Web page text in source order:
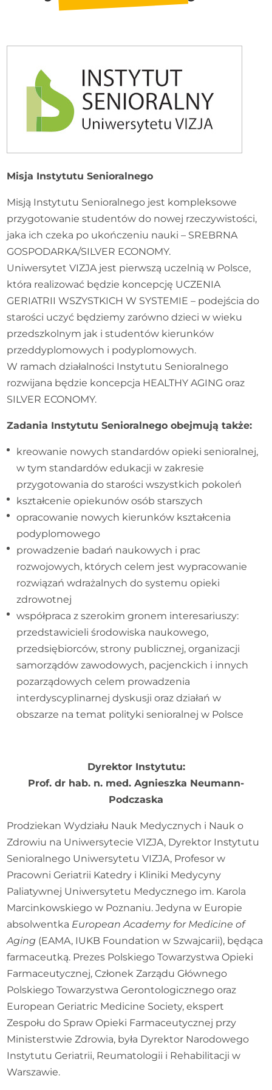
Misja Instytutu Senioralnego
Misją Instytutu Senioralnego jest kompleksowe
przygotowanie studentów do nowej rzeczywistości,
jaka ich czeka po ukończeniu nauki – SREBRNA
GOSPODARKA/SILVER ECONOMY.
Uniwersytet VIZJA jest pierwszą uczelnią w Polsce,
która realizować będzie koncepcję UCZENIA
GERIATRII WSZYSTKICH W SYSTEMIE – podejścia do
starości uczyć będziemy zarówno dzieci w wieku
przedszkolnym jak i studentów kierunków
przeddyplomowych i podyplomowych.
W ramach działalności Instytutu Senioralnego
rozwijana będzie koncepcja HEALTHY AGING oraz
SILVER ECONOMY.
Zadania Instytutu Senioralnego obejmują także:
kreowanie nowych standardów opieki senioralnej,
w tym standardów edukacji w zakresie
przygotowania do starości wszystkich pokoleń
kształcenie opiekunów osób starszych
opracowanie nowych kierunków kształcenia
podyplomowego
prowadzenie badań naukowych i prac
rozwojowych, których celem jest wypracowanie
rozwiązań wdrażalnych do systemu opieki
zdrowotnej
współpraca z szerokim gronem interesariuszy:
przedstawicieli środowiska naukowego,
przedsiębiorców, strony publicznej, organizacji
samorządów zawodowych, pacjenckich i innych
pozarządowych celem prowadzenia
interdyscyplinarnej dyskusji oraz działań w
obszarze na temat polityki senioralnej w Polsce
Dyrektor Instytutu:
Prof. dr hab. n. med. Agnieszka Neumann-
Podczaska
Prodziekan Wydziału Nauk Medycznych i Nauk o
Zdrowiu na Uniwersytecie VIZJA, Dyrektor Instytutu
Senioralnego Uniwersytetu VIZJA, Profesor w
Pracowni Geriatrii Katedry i Kliniki Medycyny
Paliatywnej Uniwersytetu Medycznego im. Karola
Marcinkowskiego w Poznaniu. Jedyna w Europie
absolwentka European Academy for Medicine of
Aging (EAMA, IUKB Foundation w Szwajcarii), będąca
farmaceutką. Prezes Polskiego Towarzystwa Opieki
Farmaceutycznej, Członek Zarządu Głównego
Polskiego Towarzystwa Gerontologicznego oraz
European Geriatric Medicine Society, ekspert
Zespołu do Spraw Opieki Farmaceutycznej przy
Ministerstwie Zdrowia, była Dyrektor Narodowego
Instytutu Geriatrii, Reumatologii i Rehabilitacji w
Warszawie.